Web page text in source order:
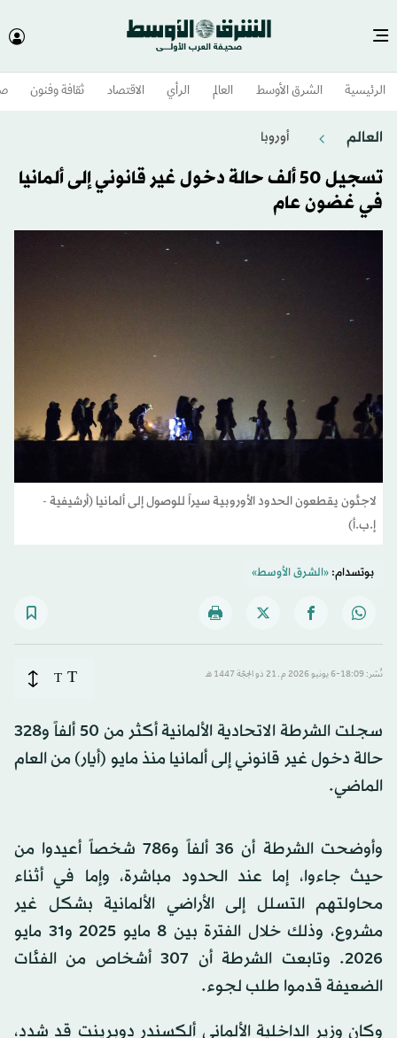
الرئيسية الشرق الأوسط​ العالم الرأي الاقتصاد ثقافة وفنون
العالم أوروبا
تسجيل 50 ألف حالة دخول غير قانوني إلى ألمانيا
في غضون عام
لاجئون يقطعون الحدود الأوروبية سيراً للوصول إلى ألمانيا (أرشيفية -
إ.ب.أ)
بوتسدام:«الشرق الأوسط»
نُشر: 18:09-6 يونيو 2026 م ـ 21 ذو الحِجّة 1447 هـ T
T
سجلت الشرطة الاتحادية الألمانية أكثر من 50 ألفاً و328
حالة دخول غير قانوني إلى ألمانيا منذ مايو (أيار) من العام
الماضي.
وأوضحت الشرطة أن 36 ألفاً و786 شخصاً أعيدوا من
حيث جاءوا، إما عند الحدود مباشرة، وإما في أثناء
محاولتهم التسلل إلى الأراضي الألمانية بشكل غير
مشروع، وذلك خلال الفترة بين 8 مايو 2025 و31 مايو
2026. وتابعت الشرطة أن 307 أشخاص من الفئات
الضعيفة قدموا طلب لجوء.
وكان وزير الداخلية الألماني ألكسندر دوبرينت قد شدد،